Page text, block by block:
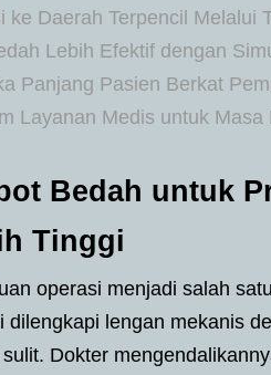
ke Daerah Terpencil Melalui
Lebih Efektif dengan
Panjang Pasien Berkat
Layanan Medis untuk Masa
Bedah untuk
Tinggi
operasi menjadi salah
lengan mekanis
Dokter